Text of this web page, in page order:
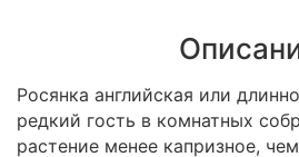
Росянка английская или
редкий гость в комнатных
растение менее капризное,